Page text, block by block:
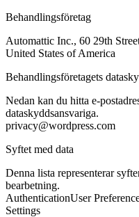
Behandlingsföretag
Automattic Inc., 60 29th
United States of America
Behandlingsföretagets
Nedan kan du hitta e-
dataskyddsansvariga.
privacy@wordpress.com
Syftet med data
Denna lista representerar
bearbetning.
AuthenticationUser
Settings